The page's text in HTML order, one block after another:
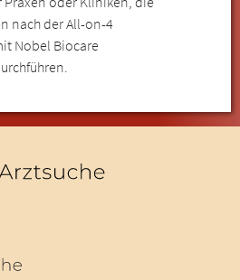
nach der All-on-4
Nobel Biocare